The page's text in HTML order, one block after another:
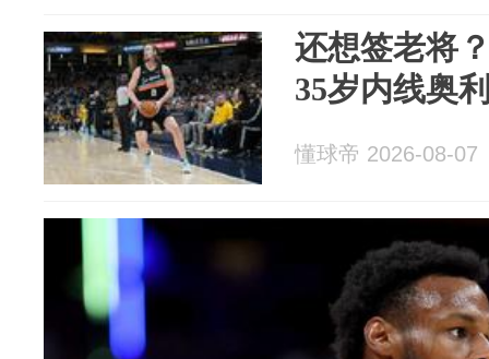
还想签老将
35岁内线奥
懂球帝 2026-08-07